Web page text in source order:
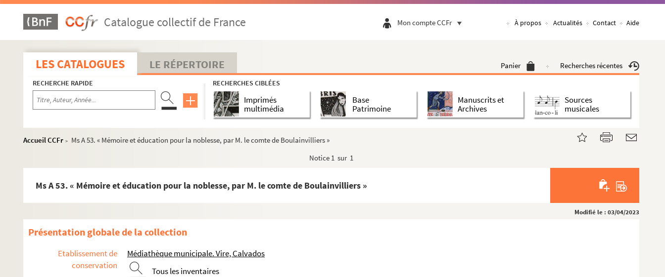
Catalogue collectif de France Mon compte CCFr À propos Actualités Contact Aide
LES CATALOGUES LE RÉPERTOIRE Panier Recherches récentes
RECHERCHE RAPIDE RECHERCHES CIBLÉES
Imprimés
multimédia
Base
Patrimoine
Manuscrits et
Archives
Sources
musicales
Accueil CCFr >
Ms A 53. « Mémoire et éducation pour la noblesse, par M. le comte de Boulainvilliers »
Notice 1 sur 1
Ms A 53. « Mémoire et éducation pour la noblesse, par M. le comte de Boulainvilliers »
Modifié le : 03/04/2023
Présentation globale de la collection
Etablissement de
conservation
Médiathèque municipale. Vire, Calvados
Tous les inventaires